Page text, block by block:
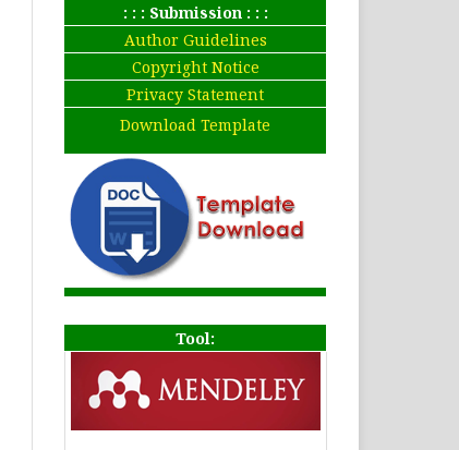
: : : Submission : : :
Author Guidelines
Copyright Notice
Privacy Statement
Download Template
Tool: